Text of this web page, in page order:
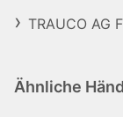
TRAUCO AG
Ähnliche